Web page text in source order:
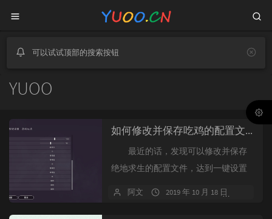
可以试试顶部的搜索按钮
YUOO
如何修改并保存吃鸡的配置文件，达到一键设置好吃鸡
最近的话，发现可以修改并保存
绝地求生的配置文件，达到一键设置
阿文 2019 年 10 月 18 日